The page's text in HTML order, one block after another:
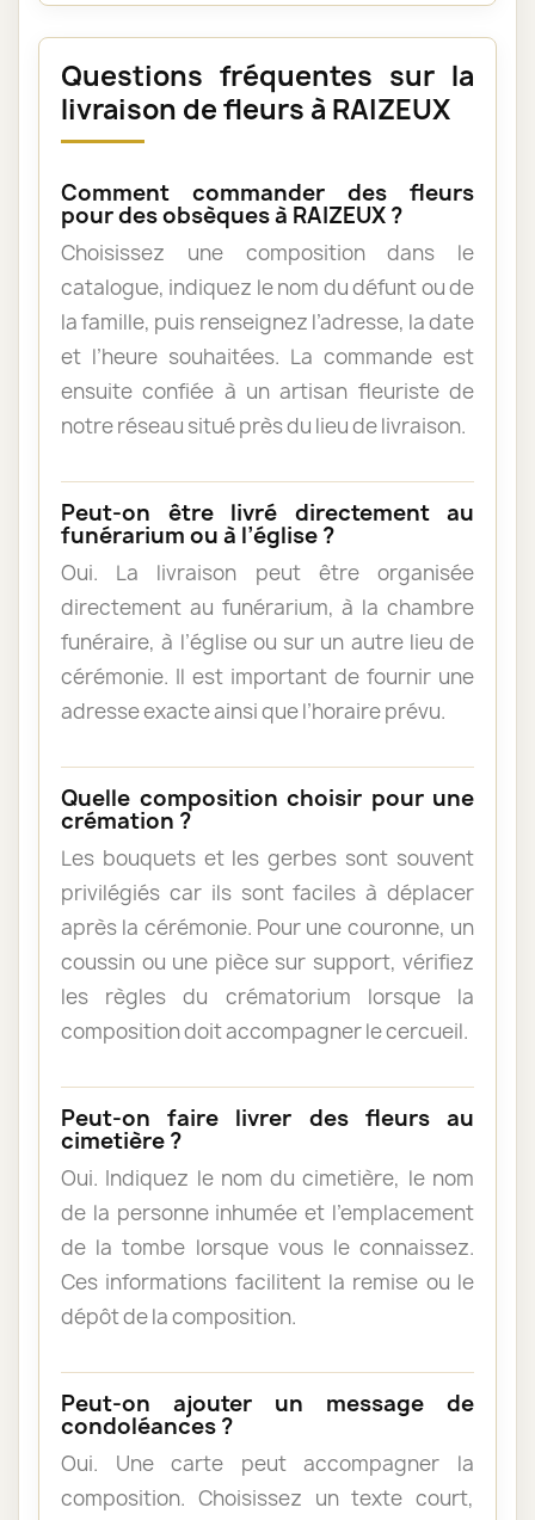
Questions fréquentes sur la
livraison de fleurs à RAIZEUX
Comment commander des fleurs
pour des obsèques à RAIZEUX ?
Choisissez une composition dans le
catalogue, indiquez le nom du défunt ou de
la famille, puis renseignez l’adresse, la date
et l’heure souhaitées. La commande est
ensuite confiée à un artisan fleuriste de
notre réseau situé près du lieu de livraison.
Peut-on être livré directement au
funérarium ou à l’église ?
Oui. La livraison peut être organisée
directement au funérarium, à la chambre
funéraire, à l’église ou sur un autre lieu de
cérémonie. Il est important de fournir une
adresse exacte ainsi que l’horaire prévu.
Quelle composition choisir pour une
crémation ?
Les bouquets et les gerbes sont souvent
privilégiés car ils sont faciles à déplacer
après la cérémonie. Pour une couronne, un
coussin ou une pièce sur support, vérifiez
les règles du crématorium lorsque la
composition doit accompagner le cercueil.
Peut-on faire livrer des fleurs au
cimetière ?
Oui. Indiquez le nom du cimetière, le nom
de la personne inhumée et l’emplacement
de la tombe lorsque vous le connaissez.
Ces informations facilitent la remise ou le
dépôt de la composition.
Peut-on ajouter un message de
condoléances ?
Oui. Une carte peut accompagner la
composition. Choisissez un texte court,